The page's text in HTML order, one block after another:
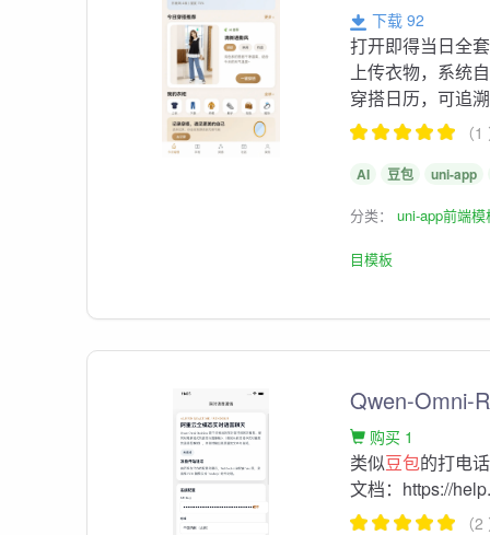
下载 92
打开即得当日全
上传衣物，系统
穿搭日历，可追
（
AI 豆包 uni-app
分类：uni-app前端模
目模板
Qwen-Omni-
购买 1
类似豆包的打电
文档：https://
（